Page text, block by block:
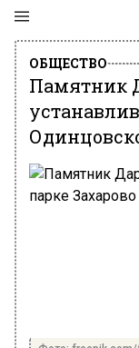
ОБЩЕСТВО
Памятник